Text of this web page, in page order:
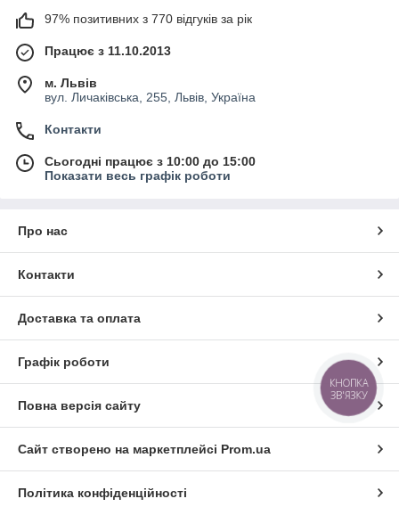
97% позитивних з 770 відгуків за рік
Працює з 11.10.2013
м. Львів
вул. Личаківська, 255, Львів, Україна
Контакти
Сьогодні працює з 10:00 до 15:00
Показати весь графік роботи
Про нас
Контакти
Доставка та оплата
Графік роботи
Повна версія сайту
Сайт створено на маркетплейсі Prom.ua
Політика конфіденційності
КНОПКА
ЗВ'ЯЗКУ